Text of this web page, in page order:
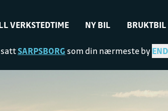
VERKSTEDTIME NY BIL BRUKTBIL
sattSARPSBORG som din nærmeste by